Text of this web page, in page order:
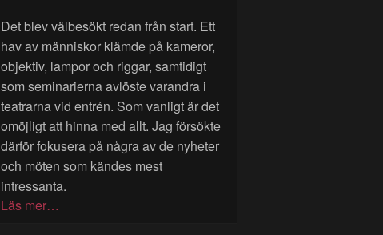
Det blev välbesökt redan från start. Ett
hav av människor klämde på kameror,
objektiv, lampor och riggar, samtidigt
som seminarierna avlöste varandra i
teatrarna vid entrén. Som vanligt är det
omöjligt att hinna med allt. Jag försökte
därför fokusera på några av de nyheter
och möten som kändes mest
intressanta.
Läs mer…